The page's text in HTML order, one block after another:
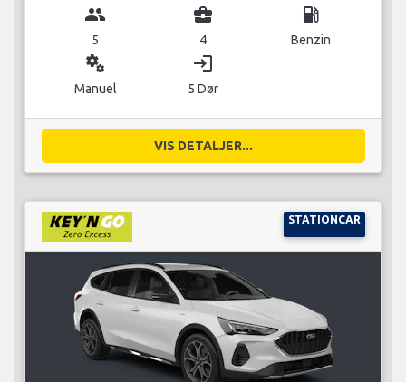
group
5
business_center
4
local_gas_station
Benzin
miscellaneous_services
Manuel
login
5 Dør
VIS DETALJER...
STATIONCAR